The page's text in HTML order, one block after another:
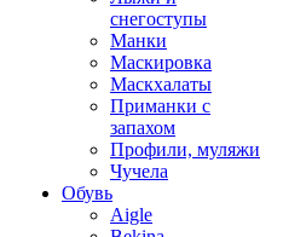
снегоступы
Манки
Маскировка
Маскхалаты
Приманки с
запахом
Профили, муляжи
Чучела
Обувь
Aigle